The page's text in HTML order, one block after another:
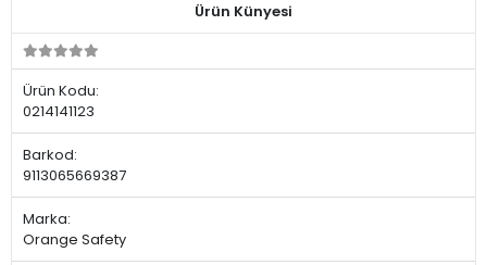
Ürün Künyesi
Ürün Kodu:
0214141123
Barkod:
9113065669387
Marka:
Orange Safety